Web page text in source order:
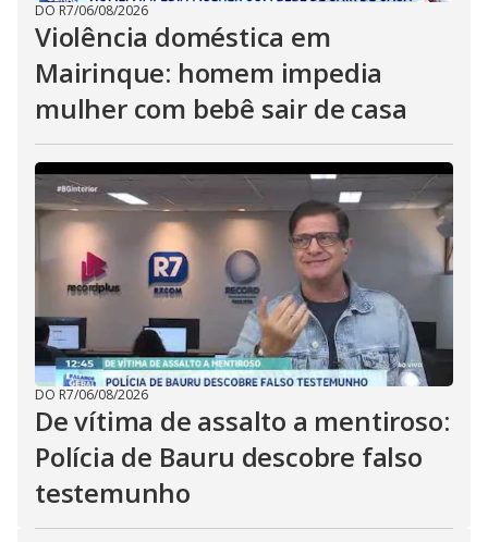
DO R7/06/08/2026
Violência doméstica em
Mairinque: homem impedia
mulher com bebê sair de casa
DO R7/06/08/2026
De vítima de assalto a mentiroso:
Polícia de Bauru descobre falso
testemunho